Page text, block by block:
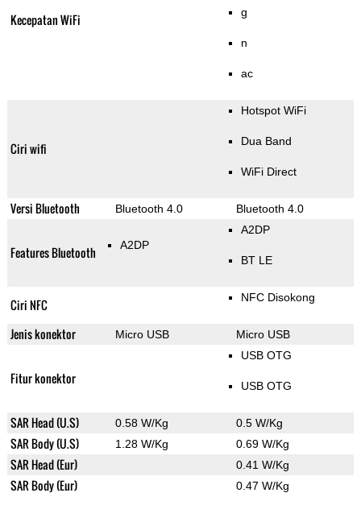
Kecepatan WiFi g
n
ac
Ciri wifi
Hotspot WiFi
Dua Band
WiFi Direct
Versi Bluetooth Bluetooth 4.0 Bluetooth 4.0
Features Bluetooth A2DP
A2DP
BT LE
Ciri NFC NFC Disokong
Jenis konektor Micro USB Micro USB
Fitur konektor
USB OTG
USB OTG
SAR Head (U.S) 0.58 W/Kg 0.5 W/Kg
SAR Body (U.S) 1.28 W/Kg 0.69 W/Kg
SAR Head (Eur) 0.41 W/Kg
SAR Body (Eur) 0.47 W/Kg